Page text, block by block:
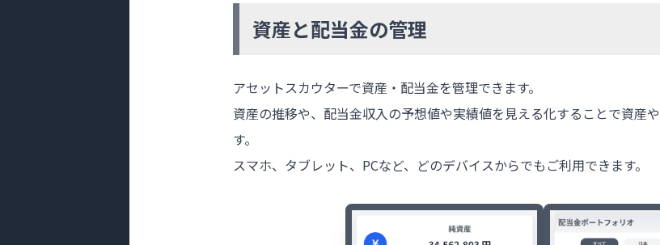
資産と配当金の管理
アセットスカウターで資産・配当金を管理できます。
資産の推移や、配当金収入の予想値や実績値を見える化することで資産
す。
スマホ、タブレット、PCなど、どのデバイスからでもご利用できます。